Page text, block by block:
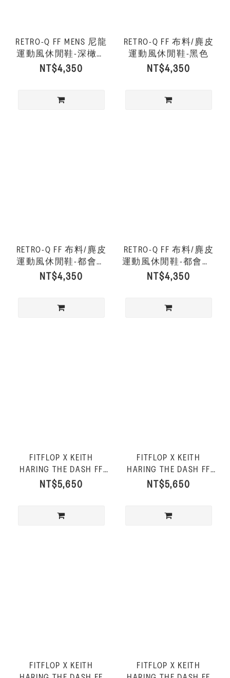
RETRO-Q FF MENS 尼龍
運動風休閒鞋-深橄欖
色
NT$4,350
RETRO-Q FF 布料/麂皮
運動風休閒鞋-黑色
NT$4,350
RETRO-Q FF 布料/麂皮
運動風休閒鞋-都會白
混色
NT$4,350
RETRO-Q FF 布料/麂皮
運動風休閒鞋-都會白/
深梅洛紅
NT$4,350
FITFLOP X KEITH
HARING THE DASH FF
運動風休閒鞋-黑色
NT$5,650
FITFLOP X KEITH
HARING THE DASH FF
運動風休閒鞋-信號紅
NT$5,650
FITFLOP X KEITH
FITFLOP X KEITH